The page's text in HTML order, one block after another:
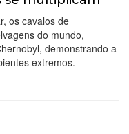
os cavalos de
do mundo,
demonstrando a
extremos.